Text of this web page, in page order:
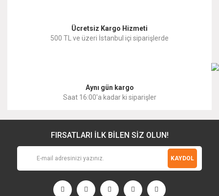
Ücretsiz Kargo Hizmeti
500 TL ve üzeri İstanbul içi siparişlerde
Aynı gün kargo
Saat 16:00'a kadar ki siparişler
FIRSATLARI İLK BİLEN SİZ OLUN!
KAYDOL